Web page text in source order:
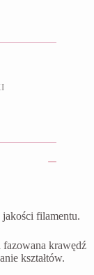
filamentu.
krawędź
kształtów.